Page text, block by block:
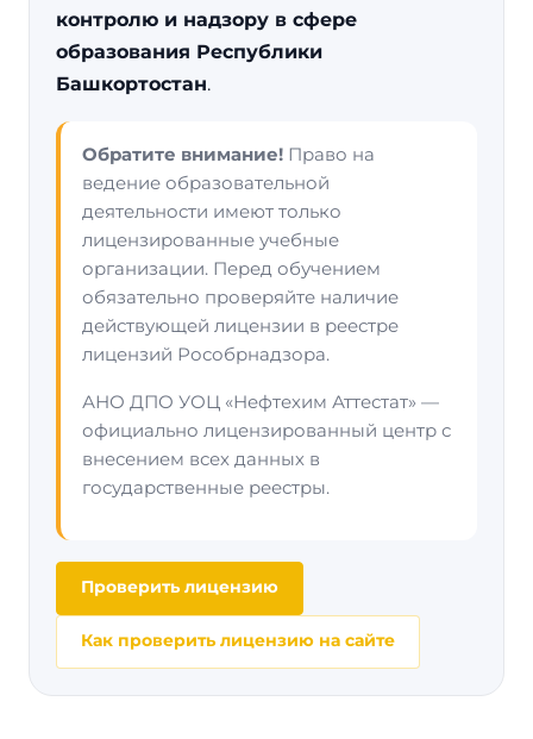
контролю и надзору в сфере
образования Республики
Башкортостан.
Обратите внимание! Право на
ведение образовательной
деятельности имеют только
лицензированные учебные
организации. Перед обучением
обязательно проверяйте наличие
действующей лицензии в реестре
лицензий Рособрнадзора.
АНО ДПО УОЦ «Нефтехим Аттестат» —
официально лицензированный центр с
внесением всех данных в
государственные реестры.
Проверить лицензию
Как проверить лицензию на сайте